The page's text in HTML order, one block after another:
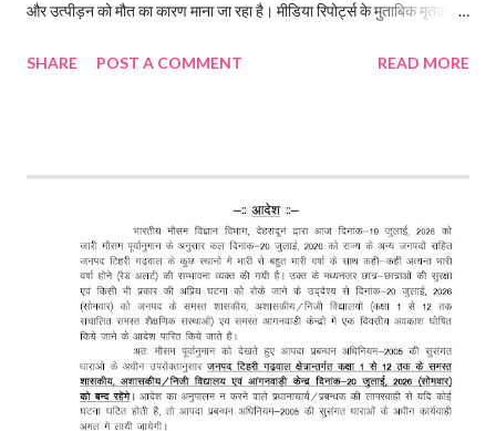
और उत्पीड़न को मौत का कारण माना जा रहा है। मीडिया रिपोर्ट्स के मुताबिक मृतका की
पति उत्तराखंड सचिवालय में है तैनात राजकीय इंटर कालेज रिगोली टिहरी गढ़वाल में
ने पति समेत ससुराल पक्ष के तीन लोगों पर दहेज उत्पीड़न और हत्या का आरोप लगाते हुए
पुलिस में शिकायत दर्ज कराई है। नवंबर 2025 में हुई थी शादी पौड़ी गढ़वाल के श्रीनगर
स्थित श्रीकोट निवासी स्वर्गी...
SHARE POST A COMMENT READ MORE